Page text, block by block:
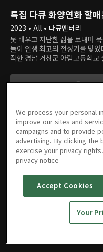
특집 다큐 화양연화 할
2023 • All • 다큐멘터리
못 배우고 지난한 삶을 보내며
들이 인생 최고의 전성기를 맞
작한 경남 거창군 아림고등학
에피소드
We process your personal
improve our sites and
campaigns and to provide
advertising. By clicking the
exercise your privacy
privacy notice
Accept Cookies
Your